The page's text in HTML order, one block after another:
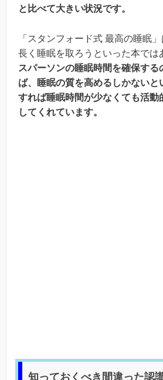
と比べて大きい状況です。
「スタンフォード式 最高の睡眠
長く睡眠を取ろうといった本では
スパーソンの睡眠時間を確保する
ば、睡眠の質を高めるしかないと
すれば睡眠時間が少なくても活動
してくれています。
知っておくべき間違った認